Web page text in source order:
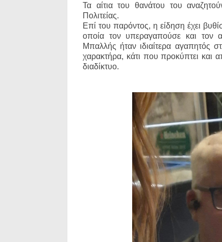
Τα αίτια του θανάτου του
Πολιτείας.
Επί του παρόντος, η είδηση έχει
οποία τον υπεραγαπούσε και τον
Μπαλλής ήταν ιδιαίτερα αγαπητός
χαρακτήρα, κάτι που προκύπτει και
διαδίκτυο.